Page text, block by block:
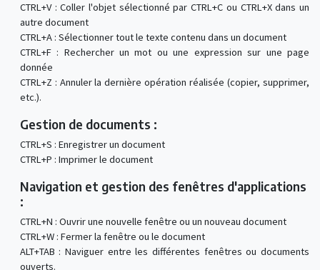
CTRL+V : Coller l'objet sélectionné par CTRL+C ou CTRL+X dans un
autre document
CTRL+A : Sélectionner tout le texte contenu dans un document
CTRL+F : Rechercher un mot ou une expression sur une page
donnée
CTRL+Z : Annuler la dernière opération réalisée (copier, supprimer,
etc.).
Gestion de documents :
CTRL+S : Enregistrer un document
CTRL+P : Imprimer le document
Navigation et gestion des fenêtres d'applications
:
CTRL+N : Ouvrir une nouvelle fenêtre ou un nouveau document
CTRL+W : Fermer la fenêtre ou le document
ALT+TAB : Naviguer entre les différentes fenêtres ou documents
ouverts.